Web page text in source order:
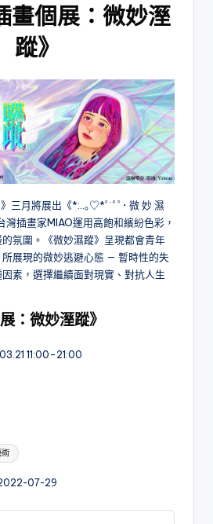
畫個展：微妙溼
蹤》
三月將展出《*:..｡♡*ﾟ¨ﾟﾟ･ 微 妙 濕
插畫家MIAO運用高飽和繽紛色彩，
氛圍。《微妙濕蹤》呈現都會青年
展現的微妙逃避心態 — 暫時性的失
素，選擇繼續面對現實、對抗人生
：微妙溼蹤》
11:00-21:00
術
07-29